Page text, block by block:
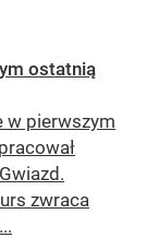
ostatnią
w pierwszym
zwraca